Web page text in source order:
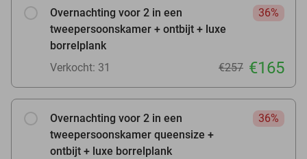
Overnachting voor 2 in een
tweepersoonskamer + ontbijt + luxe
borrelplank
36%
Verkocht: 31 €257 €165
Overnachting voor 2 in een
tweepersoonskamer queensize +
ontbijt + luxe borrelplank
36%